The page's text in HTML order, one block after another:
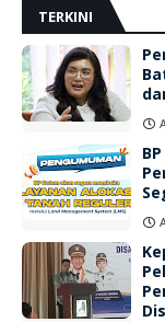
TERKINI